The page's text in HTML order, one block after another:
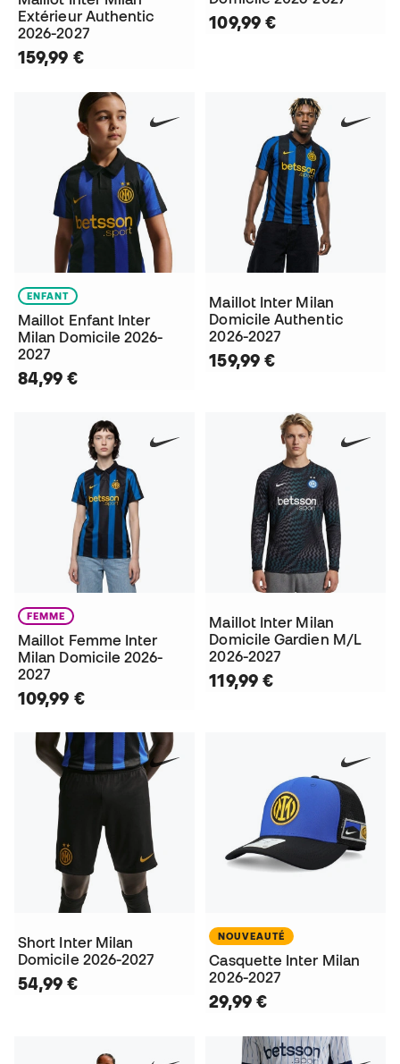
Extérieur Authentic
2026-2027
159,99 €
109,99 €
ENFANT
Maillot Enfant Inter
Milan Domicile 2026-
2027
84,99 €
Maillot Inter Milan
Domicile Authentic
2026-2027
159,99 €
FEMME
Maillot Femme Inter
Milan Domicile 2026-
2027
109,99 €
Maillot Inter Milan
Domicile Gardien M/L
2026-2027
119,99 €
Short Inter Milan
Domicile 2026-2027
54,99 €
NOUVEAUTÉ
Casquette Inter Milan
2026-2027
29,99 €